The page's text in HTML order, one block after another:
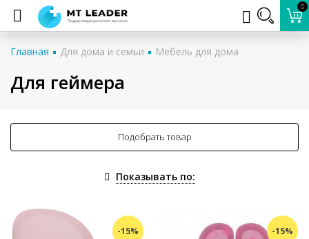
0
Главная Для дома и семьи Мебель для дома
Для геймера
Подобрать товар
Показывать по:
-15% -15%